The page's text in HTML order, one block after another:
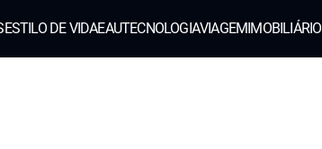
ESTILO DE VIDAEAUTECNOLOGIAVIAGEMIMOBILIÁRIO